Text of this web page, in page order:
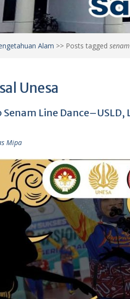
Alam >> Posts tagged
Unesa
Senam Line
Mipa